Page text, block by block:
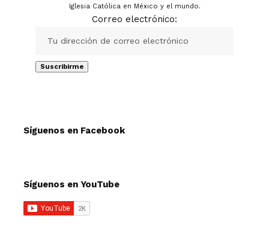
Iglesia Católica en México y el mundo.
Correo electrónico:
Síguenos en Facebook
Síguenos en YouTube